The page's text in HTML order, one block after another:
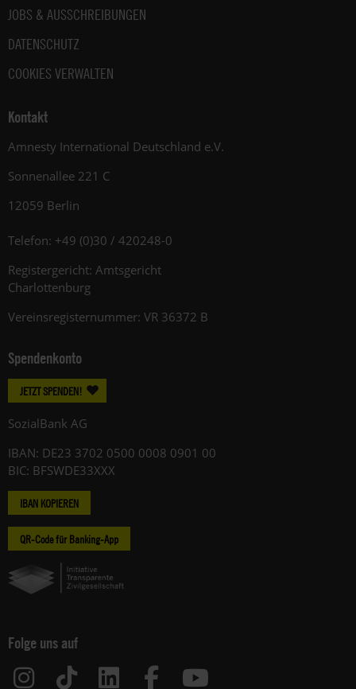
JOBS & AUSSCHREIBUNGEN
DATENSCHUTZ
COOKIES VERWALTEN
Kontakt
Amnesty International Deutschland e.V.
Sonnenallee 221 C
12059 Berlin
Telefon: +49 (0)30 / 420248-0
Registergericht: Amtsgericht
Charlottenburg
Vereinsregisternummer: VR 36372 B
Spendenkonto
JETZT SPENDEN!
SozialBank AG
IBAN: DE23 3702 0500 0008 0901 00
BIC: BFSWDE33XXX
IBAN KOPIEREN
QR-Code für Banking-App
Folge uns auf